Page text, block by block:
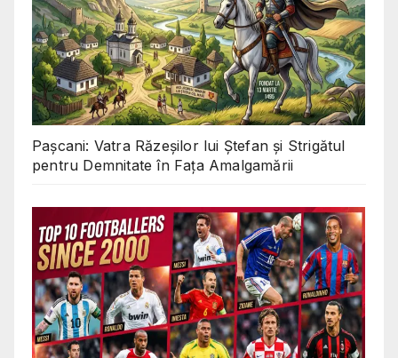
Pașcani: Vatra Răzeșilor lui Ștefan și Strigătul
pentru Demnitate în Fața Amalgamării